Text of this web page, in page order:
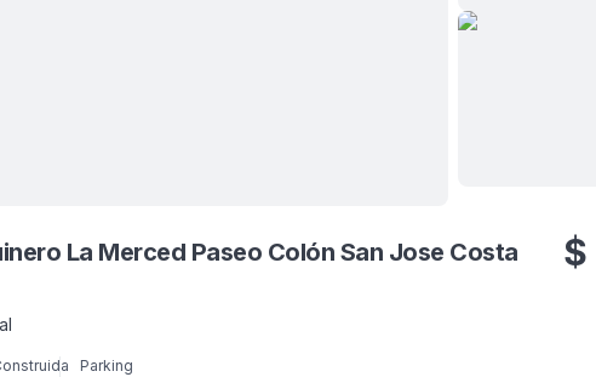
La Merced Paseo Colón San Jose Costa
Parking
$